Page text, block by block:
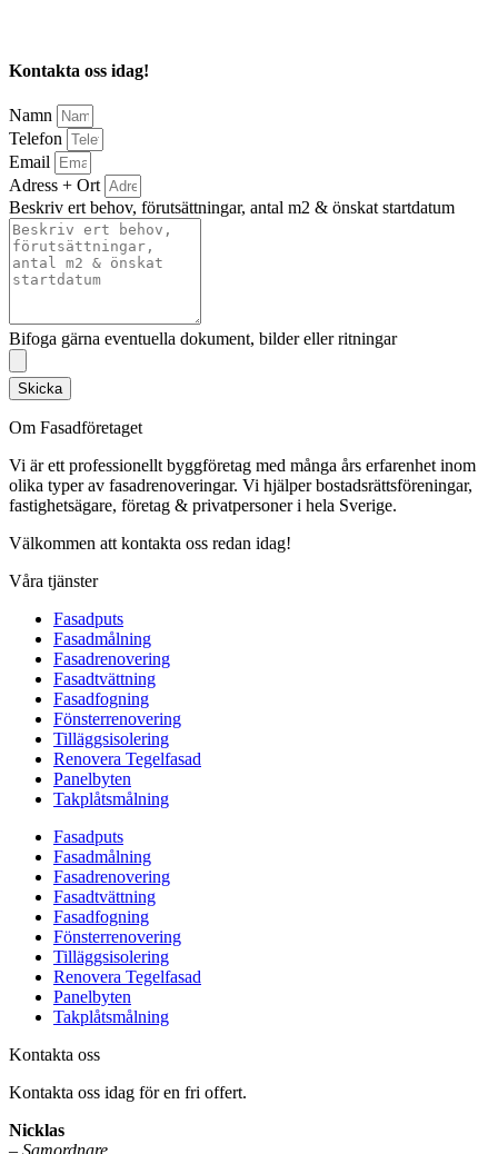
Kontakta oss idag!
Namn
Telefon
Email
Adress + Ort
Beskriv ert behov, förutsättningar, antal m2 & önskat startdatum
Bifoga gärna eventuella dokument, bilder eller ritningar
Skicka
Om Fasadföretaget
Vi är ett professionellt byggföretag med många års erfarenhet inom
olika typer av fasadrenoveringar. Vi hjälper bostadsrättsföreningar,
fastighetsägare, företag & privatpersoner i hela Sverige.
Välkommen att kontakta oss redan idag!
Våra tjänster
Fasadputs
Fasadmålning
Fasadrenovering
Fasadtvättning
Fasadfogning
Fönsterrenovering
Tilläggsisolering
Renovera Tegelfasad
Panelbyten
Takplåtsmålning
Fasadputs
Fasadmålning
Fasadrenovering
Fasadtvättning
Fasadfogning
Fönsterrenovering
Tilläggsisolering
Renovera Tegelfasad
Panelbyten
Takplåtsmålning
Kontakta oss
Kontakta oss idag för en fri offert.
Nicklas